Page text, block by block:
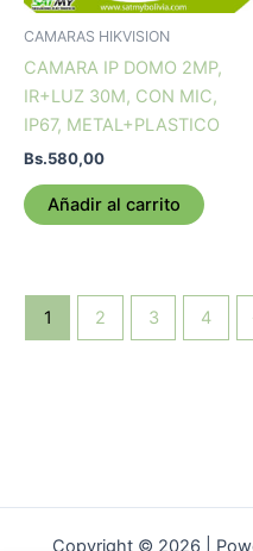
CAMARAS HIKVISION
CAMARA IP DOMO 2MP,
IR+LUZ 30M, CON MIC,
IP67, METAL+PLASTICO
Bs.580,00
Añadir al carrito
1 2 3 4
Copyright © 2026 |